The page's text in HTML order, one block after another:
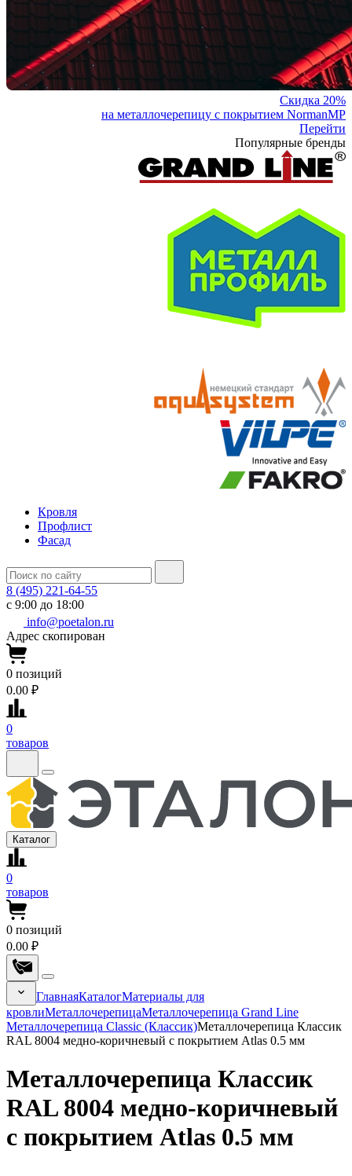
Скидка 20%
на металлочерепицу с покрытием NormanMP
Перейти
Популярные бренды
Кровля
Профлист
Фасад
8 (495) 221-64-55
с 9:00 до 18:00
info@poetalon.ru
Адрес скопирован
0 позиций
0.00 ₽
0
товаров
Каталог
0
товаров
0 позиций
0.00 ₽
ГлавнаяКаталогМатериалы для
кровлиМеталлочерепицаМеталлочерепица Grand Line
Металлочерепица Classic (Классик)Металлочерепица Классик
RAL 8004 медно-коричневый с покрытием Atlas 0.5 мм
Металлочерепица Классик
RAL 8004 медно-коричневый
с покрытием Atlas 0.5 мм